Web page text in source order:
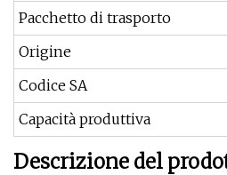
Pacchetto di trasporto
Origine
Codice SA
Capacità produttiva
Descrizione del